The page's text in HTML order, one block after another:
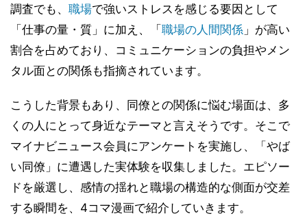
調査でも、 職場で強いストレスを感じる要因として
「仕事の量・質」に加え、「 職場の人間関係 」が高い
割合を占めており、コミュニケーションの負担やメン
タル面との関係も指摘されています。
こうした背景もあり、同僚との関係に悩む場面は、多
くの人にとって身近なテーマと言えそうです。そこで
マイナビニュース会員にアンケートを実施し、「やば
い同僚」に遭遇した実体験を収集しました。エピソー
ドを厳選し、感情の揺れと職場の構造的な側面が交差
する瞬間を、4コマ漫画で紹介していきます。